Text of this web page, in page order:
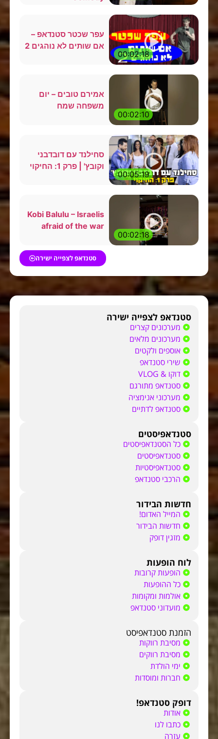
00:02:18
עפר שכטר סטנדאפ –
אם שותים לא נוהגים 2
00:02:10
אמירם טובים – יום
משפחה שמח
00:05:19
סחילנד עם דובדבני
וקובץ' | פרק 1: החיקוי
00:02:18
Kobi Balulu – Israelis
afraid of the war
סטנדאפ לצפייה ישירה
סטנדאפ לצפייה ישירה
מערכונים קצרים
מערכונים מלאים
אוספים ולקטים
שירי סטנדאפ
דוקו & VLOG
סטנדאפ מתורגם
מערכוני אנימציה
סטנדאפ לדתיים
סטנדאפיסטים
כל הסטנדאפיסטים
סטנדאפיסטים
סטנדאפיסטיות
הרכבי סטנדאפ
חדשות הבידור
המייל האדום!
חדשות הבידור
מזגין דופק
לוח הופעות
הופעות קרובות
כל ההופעות
אולמות ומקומות
מועדוני סטנדאפ
הזמנת סטנדאפיסט
מסיבת רווקות
מסיבת רווקים
ימי הולדת
חברות ומוסדות
דופק סטנדאפ!
אודות
כתבו לנו
עזרה